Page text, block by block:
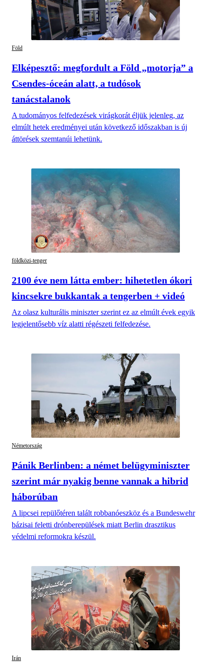
Föld
Elképesztő: megfordult a Föld „motorja” a
Csendes-óceán alatt, a tudósok
tanácstalanok
A tudományos felfedezések virágkorát éljük jelenleg, az
elmúlt hetek eredményei után következő időszakban is új
áttörések szemtanúi lehetünk.
földközi-tenger
2100 éve nem látta ember: hihetetlen ókori
kincsekre bukkantak a tengerben + videó
Az olasz kulturális miniszter szerint ez az elmúlt évek egyik
legjelentősebb víz alatti régészeti felfedezése.
Németország
Pánik Berlinben: a német belügyminiszter
szerint már nyakig benne vannak a hibrid
háborúban
A lipcsei repülőtéren talált robbanóeszköz és a Bundeswehr
bázisai feletti drónberepülések miatt Berlin drasztikus
védelmi reformokra készül.
Irán